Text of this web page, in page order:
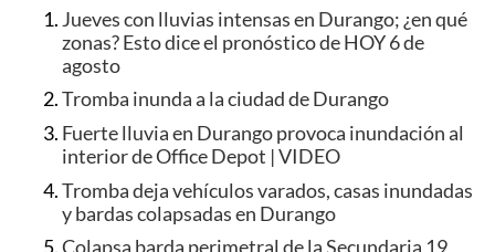
Jueves con lluvias intensas en Durango; ¿en qué
zonas? Esto dice el pronóstico de HOY 6 de
agosto
Tromba inunda a la ciudad de Durango
Fuerte lluvia en Durango provoca inundación al
interior de Office Depot | VIDEO
Tromba deja vehículos varados, casas inundadas
y bardas colapsadas en Durango
Colapsa barda perimetral de la Secundaria 19